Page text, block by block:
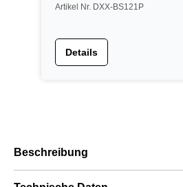
Artikel Nr. DXX-BS121P
Details
Beschreibung